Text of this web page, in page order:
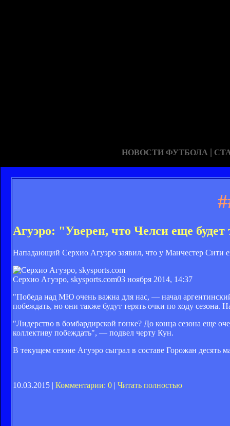
НОВОСТИ ФУТБОЛА |
Агуэро: "Уверен, что Челси еще
Нападающий Серхио Агуэро заявил, что у Манчестер Сити
Серхио Агуэро, skysports.com03 ноября 2014, 14:37
"Победа над МЮ очень важна для нас, — начал
побеждать, но они также будут терять очки по ходу сезона.
"Лидерство в бомбардирской гонке? До конца сезона еще
коллективу побеждать", — подвел черту Кун.
В текущем сезоне Агуэро сыграл в составе Горожан десять
10.03.2015 | Комментарии: 0 | Читать полностью